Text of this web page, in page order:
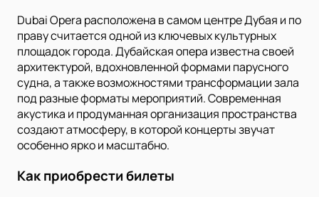
Dubai Opera расположена в самом центре Дубая и по
праву считается одной из ключевых культурных
площадок города. Дубайская опера известна своей
архитектурой, вдохновленной формами парусного
судна, а также возможностями трансформации зала
под разные форматы мероприятий. Современная
акустика и продуманная организация пространства
создают атмосферу, в которой концерты звучат
особенно ярко и масштабно.
Как приобрести билеты